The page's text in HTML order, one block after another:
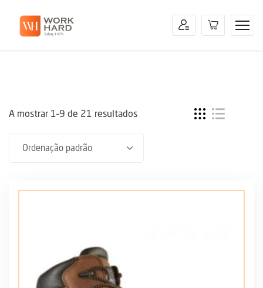
A mostrar 1–9 de 21 resultados
Ordenação padrão